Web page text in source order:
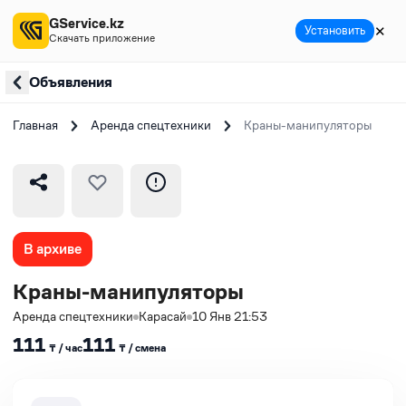
Объявления
Главная Аренда спецтехники Краны-манипуляторы
В архиве
Краны-манипуляторы
Аренда спецтехники Карасай 10 Янв 21:53
111 ₸ / час111 ₸ / сменa
GService.kz
Скачать приложение Установить ✕